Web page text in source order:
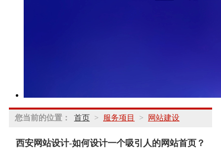
您当前的位置： 首页 > 服务项目 > 网站建设
西安网站设计-如何设计一个吸引人的网站首页？